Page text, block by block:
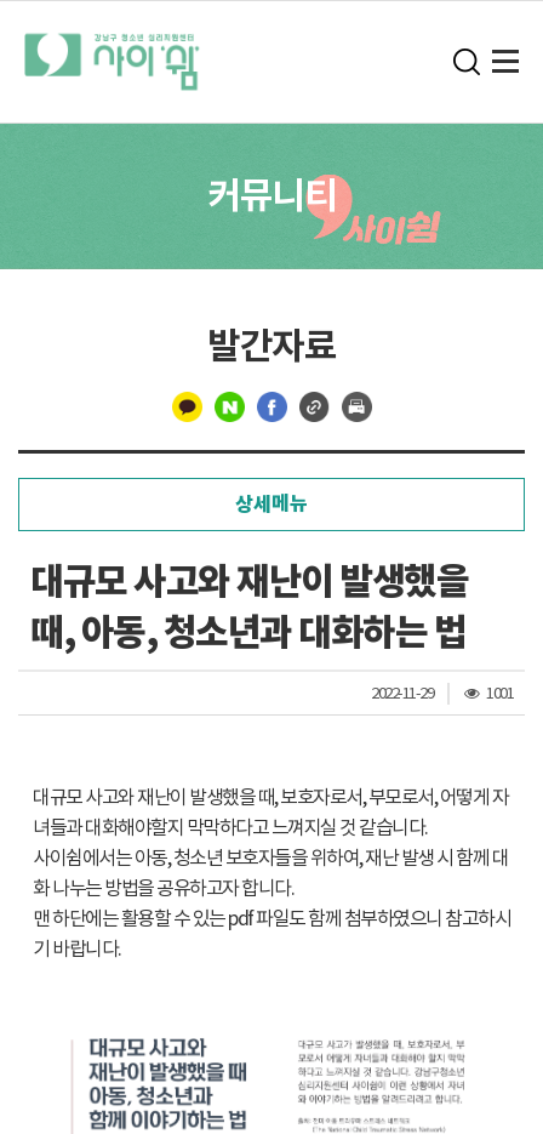
커뮤니티
발간자료
상세메뉴
대규모 사고와 재난이 발생했을
때, 아동, 청소년과 대화하는 법
2022-11-29
조
회
1001
대규모 사고와 재난이 발생했을 때, 보호자로서, 부모로서, 어떻게 자
녀들과 대화해야할지 막막하다고 느껴지실 것 같습니다.
사이쉼에서는 아동, 청소년 보호자들을 위하여, 재난 발생 시 함께 대
화 나누는 방법을 공유하고자 합니다.
맨 하단에는 활용할 수 있는 pdf 파일도 함께 첨부하였으니 참고하시
기 바랍니다.